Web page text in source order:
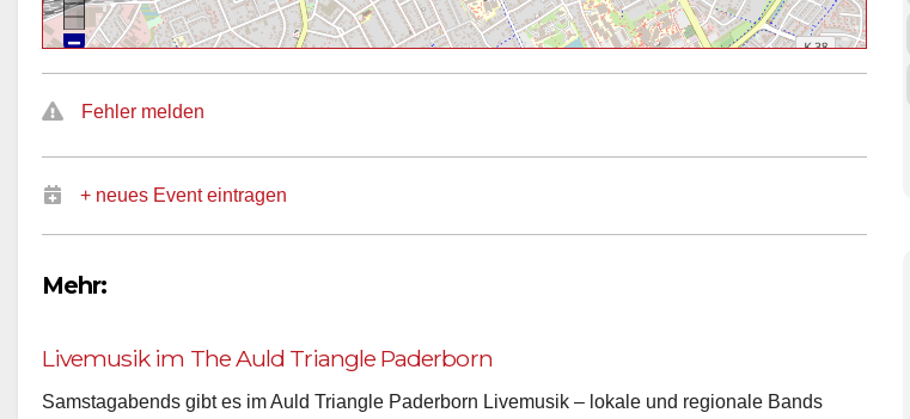
Fehler melden
+ neues Event eintragen
Mehr:
Livemusik im The Auld Triangle Paderborn
Samstagabends gibt es im Auld Triangle Paderborn Livemusik – lokale und regionale Bands